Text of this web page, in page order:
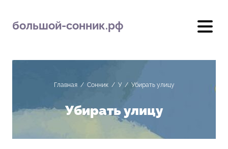
большой-сонник.рф
Главная/ Сонник/ У/ Убирать улицу
Убирать улицу